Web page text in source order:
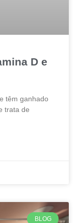
D e
têm ganhado
trata de
BLOG